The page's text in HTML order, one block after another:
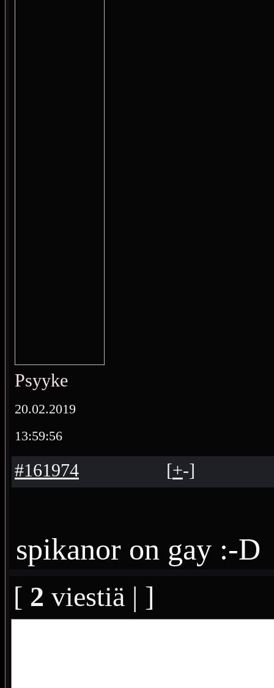
Psyyke
20.02.2019
13:59:56
#161974 [+-]
spikanor on gay :-D
[ 2 viestiä | ]